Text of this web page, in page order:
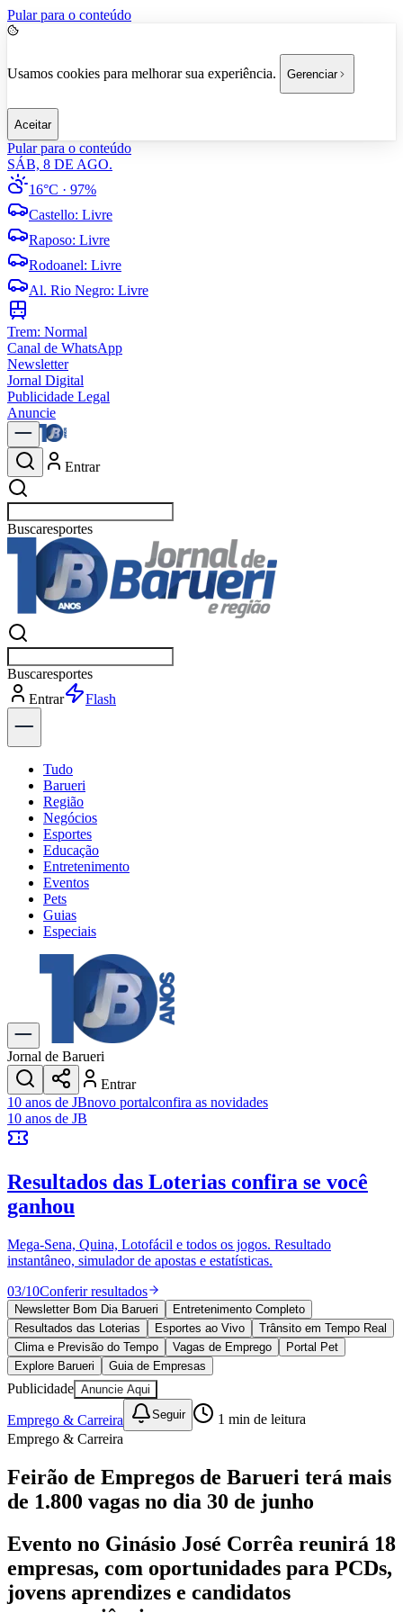
Pular para o conteúdo
Usamos cookies para melhorar sua experiência. Gerenciar
Aceitar
Pular para o conteúdo
SÁB, 8 DE AGO.
16°C · 97%
Castello: Livre
Raposo: Livre
Rodoanel: Livre
Al. Rio Negro: Livre
Trem: Normal
Canal de WhatsApp
Newsletter
Jornal Digital
Publicidade Legal
Anuncie
Entrar
Buscarpolítica
Buscarpolítica
Entrar
Explorar
Tudo
Barueri
Região
Negócios
Esportes
Educação
Entretenimento
Eventos
Pets
Guias
Especiais
Explore Tudo
Últimas Notícias
Previsão do Tempo
Trânsito e Rotas
Dia a Dia & Lazer
Transportes
Gastronomia
Cinema & Shows
JogosNovo
Anuncie no Portal
Cadastrar Empresa
Divulgar Vagas
Política
Esportes
Saúde
Segurança
Cultura
Meio Ambiente
Obras
Educação
Bairros de Barueri
AldeiaAldeia da SerraAldeia de Barueri AlphavilleBairro
Vista
Califórnia CarapicuíbaCentro Chácaras Marco
Cidades da
RegiãoCotiaCruz PretaEngenho Novo Fazenda
MilitarItapeviJandiraJardim AudirJardim BelvalJardim
Califórnia
Jardim dos Altos Jardim dos Camargos
Esperança Jardim GrazielaJardim IracemaJardim Itaquiti
Jornal de Barueri
Entrar
10 anos de JBnovo portalconfira as novidades
10 anos de JB
Resultados das Loterias confira se você
ganhou
Mega-Sena, Quina, Lotofácil e todos os jogos. Resultado
instantâneo, simulador de apostas e estatísticas.
03/10Conferir resultados
Newsletter Bom Dia Barueri
Entretenimento Completo
Resultados das Loterias
Esportes ao Vivo
Trânsito em Tempo Real
Clima e Previsão do Tempo
Vagas de Emprego
Portal Pet
Explore Barueri
Guia de Empresas
Publicidade Anuncie Aqui
Emprego & Carreira Seguir 1 min de leitura
Emprego & Carreira
Feirão de Empregos de Barueri terá mais
de 1.800 vagas no dia 30 de junho
Evento no Ginásio José Corrêa reunirá 18
empresas, com oportunidades para PCDs,
jovens aprendizes e candidatos